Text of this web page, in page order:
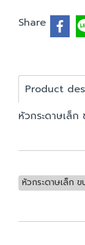
Share
Product
หัวกระดาษเล็
หัวกระดาษเล็ก